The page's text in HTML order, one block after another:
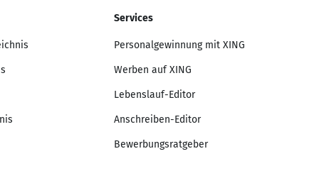
Services
Personalgewinnung mit XING
Werben auf XING
Lebenslauf-Editor
Anschreiben-Editor
Bewerbungsratgeber